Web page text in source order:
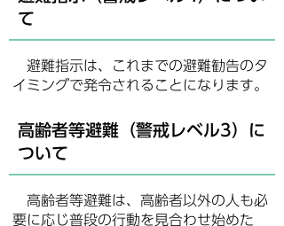
て
避難指示は、これまでの避難勧告のタ
イミングで発令されることになります。
高齢者等避難（警戒レベル3）に
ついて
高齢者等避難は、高齢者以外の人も必
要に応じ普段の行動を見合わせ始めた